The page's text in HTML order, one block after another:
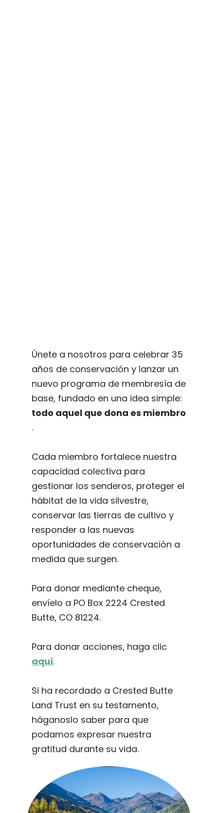
Únete a nosotros para celebrar 35
años de conservación y lanzar un
nuevo programa de membresía de
base, fundado en una idea simple:
todo aquel que dona es miembro
.
Cada miembro fortalece nuestra
capacidad colectiva para
gestionar los senderos, proteger el
hábitat de la vida silvestre,
conservar las tierras de cultivo y
responder a las nuevas
oportunidades de conservación a
medida que surgen.
Para donar mediante cheque,
envíelo a PO Box 2224 Crested
Butte, CO 81224.
Para donar acciones, haga clic
aquí.
Si ha recordado a Crested Butte
Land Trust en su testamento,
háganoslo saber para que
podamos expresar nuestra
gratitud durante su vida.